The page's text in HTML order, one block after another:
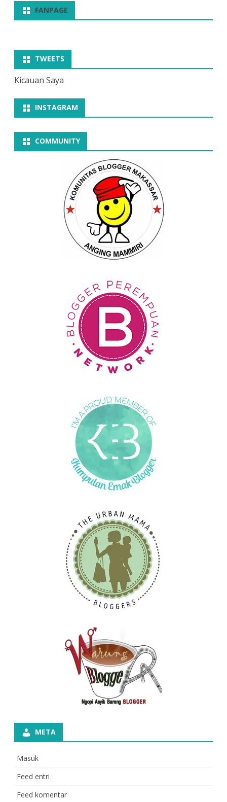
FANPAGE
TWEETS
Kicauan Saya
INSTAGRAM
COMMUNITY
META
Masuk
Feed entri
Feed komentar